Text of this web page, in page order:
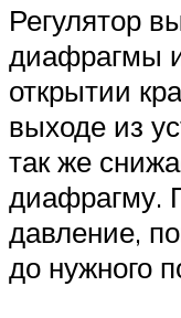
Регулятор
диафрагмы
открытии
выходе из
так же
диафрагму.
давление,
до нужного